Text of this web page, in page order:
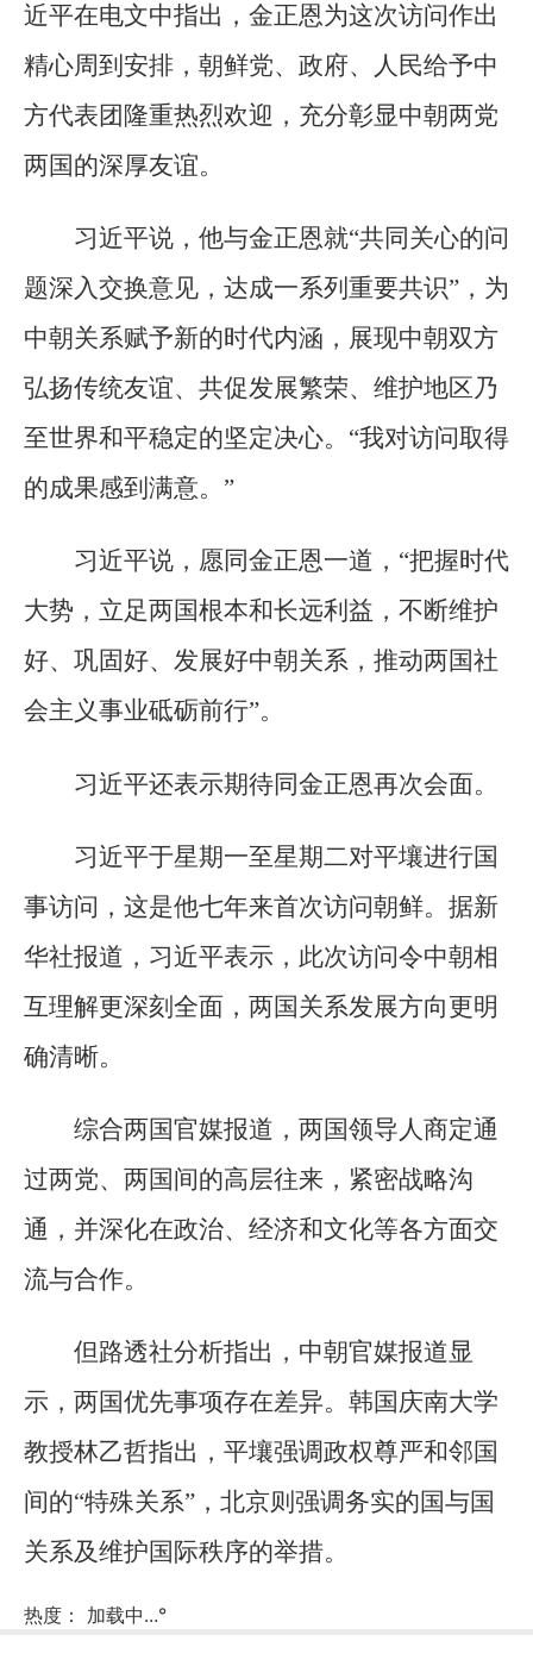
近平在电文中指出，金正恩为这次访问作出
精心周到安排，朝鲜党、政府、人民给予中
方代表团隆重热烈欢迎，充分彰显中朝两党
两国的深厚友谊。
习近平说，他与金正恩就“共同关心的问
题深入交换意见，达成一系列重要共识”，为
中朝关系赋予新的时代内涵，展现中朝双方
弘扬传统友谊、共促发展繁荣、维护地区乃
至世界和平稳定的坚定决心。“我对访问取得
的成果感到满意。”
习近平说，愿同金正恩一道，“把握时代
大势，立足两国根本和长远利益，不断维护
好、巩固好、发展好中朝关系，推动两国社
会主义事业砥砺前行”。
习近平还表示期待同金正恩再次会面。
习近平于星期一至星期二对平壤进行国
事访问，这是他七年来首次访问朝鲜。据新
华社报道，习近平表示，此次访问令中朝相
互理解更深刻全面，两国关系发展方向更明
确清晰。
综合两国官媒报道，两国领导人商定通
过两党、两国间的高层往来，紧密战略沟
通，并深化在政治、经济和文化等各方面交
流与合作。
但路透社分析指出，中朝官媒报道显
示，两国优先事项存在差异。韩国庆南大学
教授林乙哲指出，平壤强调政权尊严和邻国
间的“特殊关系”，北京则强调务实的国与国
关系及维护国际秩序的举措。
热度： 加载中...°